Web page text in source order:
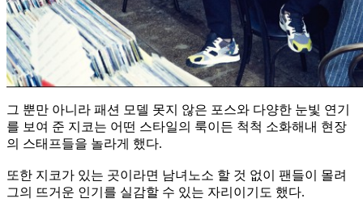
그 뿐만 아니라 패션 모델 못지 않은 포스와 다양한 눈빛 연기
를 보여 준 지코는 어떤 스타일의 룩이든 척척 소화해내 현장
의 스태프들을 놀라게 했다.
또한 지코가 있는 곳이라면 남녀노소 할 것 없이 팬들이 몰려
그의 뜨거운 인기를 실감할 수 있는 자리이기도 했다.